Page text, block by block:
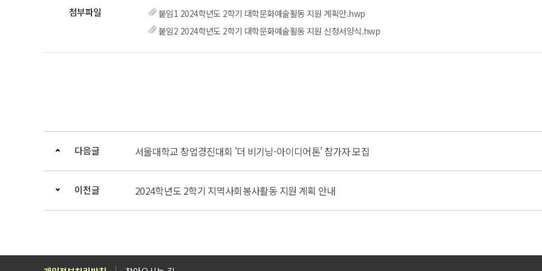
붙임1 2024학년도 2학기 대학문화예술활동 지원 계획안.hwp
붙임2 2024학년도 2학기 대학문화예술활동 지원 신청서양식.hwp
다음글 서울대학교 창업경진대회 '더 비기닝-아이디어톤' 참가자 모집
이전글 2024학년도 2학기 지역사회봉사활동 지원 계획 안내